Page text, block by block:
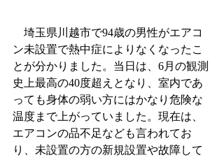
埼玉県川越市で94歳の男性がエアコ
ン未設置で熱中症によりなくなったこ
とが分かりました。当日は、6月の観測
史上最高の40度超えとなり、室内であ
っても身体の弱い方にはかなり危険な
温度まで上がっていました。現在は、
エアコンの品不足なども言われてお
り、未設置の方の新規設置や故障して